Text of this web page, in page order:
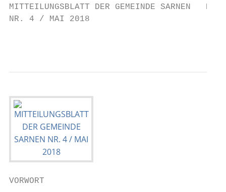
MITTEILUNGSBLATT DER GEMEINDE SARNEN
NR. 4 / MAI 2018
VORWORT